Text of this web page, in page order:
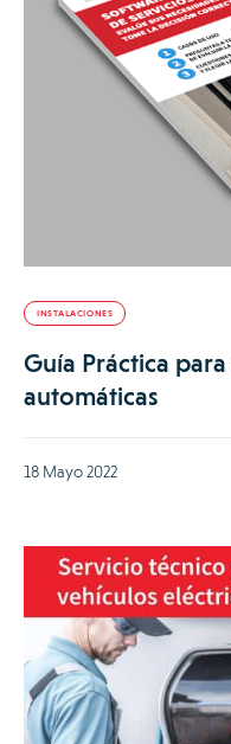
INSTALACIONES
Guía Práctica
automáticas
18 Mayo 2022